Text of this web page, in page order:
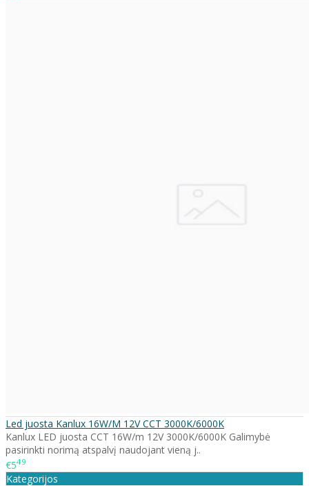
Led juosta Kanlux 16W/M 12V CCT 3000K/6000K
Kanlux LED juosta CCT 16W/m 12V 3000K/6000K Galimybė
pasirinkti norimą atspalvį naudojant vieną j..
€549
Kategorijos